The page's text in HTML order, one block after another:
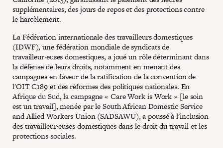
supplémentaires, des jours de repos et des protections contre
le harcèlement.
La Fédération internationale des travailleurs domestiques
(IDWF), une fédération mondiale de syndicats de
travailleur·euses domestiques, a joué un rôle déterminant dans
la défense de leurs droits, notamment en menant des
campagnes en faveur de la ratification de la convention de
l'OIT C189 et des réformes des politiques nationales. En
Afrique du Sud, la campagne « Care Work is Work » [le soin
est un travail], menée par le South African Domestic Service
and Allied Workers Union (SADSAWU), a poussé à l'inclusion
des travailleur·euses domestiques dans le droit du travail et les
protections sociales.